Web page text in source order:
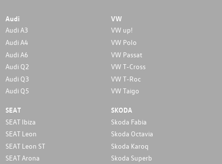
Audi
Audi A3
Audi A4
Audi A6
Audi Q2
Audi Q3
Audi Q5
VW
VW up!
VW Polo
VW Passat
VW T-Cross
VW T-Roc
VW Taigo
SEAT
SEAT Ibiza
SEAT Leon
SEAT Leon ST
SEAT Arona
SKODA
Skoda Fabia
Skoda Octavia
Skoda Karoq
Skoda Superb